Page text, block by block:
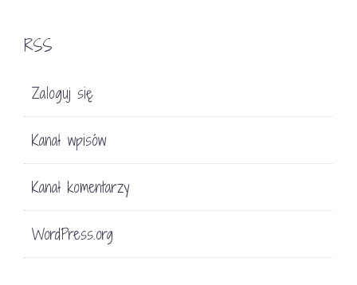
RSS
Zaloguj się
Kanał wpisów
Kanał komentarzy
WordPress.org